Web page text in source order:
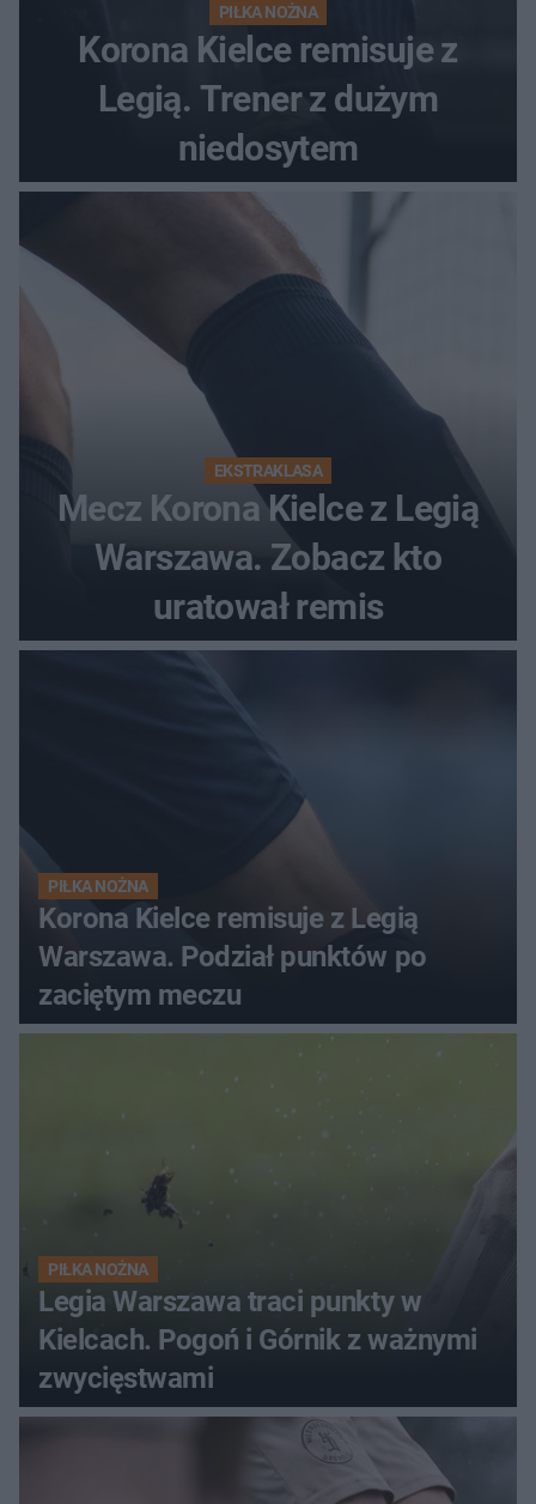
PIŁKA NOŻNA
Korona Kielce remisuje z
Legią. Trener z dużym
niedosytem
EKSTRAKLASA
Mecz Korona Kielce z Legią
Warszawa. Zobacz kto
uratował remis
PIŁKA NOŻNA
Korona Kielce remisuje z Legią
Warszawa. Podział punktów po
zaciętym meczu
PIŁKA NOŻNA
Legia Warszawa traci punkty w
Kielcach. Pogoń i Górnik z ważnymi
zwycięstwami